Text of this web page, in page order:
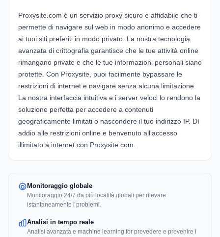
Proxysite.com è un servizio proxy sicuro e affidabile che ti
permette di navigare sul web in modo anonimo e accedere
ai tuoi siti preferiti in modo privato. La nostra tecnologia
avanzata di crittografia garantisce che le tue attività online
rimangano private e che le tue informazioni personali siano
protette. Con Proxysite, puoi facilmente bypassare le
restrizioni di internet e navigare senza alcuna limitazione.
La nostra interfaccia intuitiva e i server veloci lo rendono la
soluzione perfetta per accedere a contenuti
geograficamente limitati o nascondere il tuo indirizzo IP. Dì
addio alle restrizioni online e benvenuto all'accesso
illimitato a internet con Proxysite.com.
Monitoraggio globale
Monitoraggio 24/7 da più località globali per rilevare
istantaneamente i problemi.
Analisi in tempo reale
Analisi avanzata e machine learning for prevedere e prevenire i